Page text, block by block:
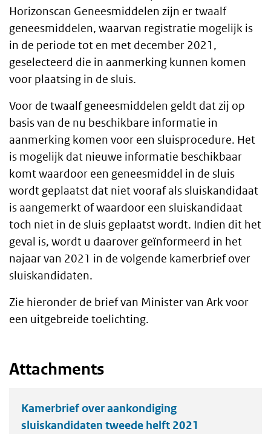
Horizonscan Geneesmiddelen zijn er twaalf
geneesmiddelen, waarvan registratie mogelijk is
in de periode tot en met december 2021,
geselecteerd die in aanmerking kunnen komen
voor plaatsing in de sluis.
Voor de twaalf geneesmiddelen geldt dat zij op
basis van de nu beschikbare informatie in
aanmerking komen voor een sluisprocedure. Het
is mogelijk dat nieuwe informatie beschikbaar
komt waardoor een geneesmiddel in de sluis
wordt geplaatst dat niet vooraf als sluiskandidaat
is aangemerkt of waardoor een sluiskandidaat
toch niet in de sluis geplaatst wordt. Indien dit het
geval is, wordt u daarover geïnformeerd in het
najaar van 2021 in de volgende kamerbrief over
sluiskandidaten.
Zie hieronder de brief van Minister van Ark voor
een uitgebreide toelichting.
Attachments
Kamerbrief over aankondiging
sluiskandidaten tweede helft 2021